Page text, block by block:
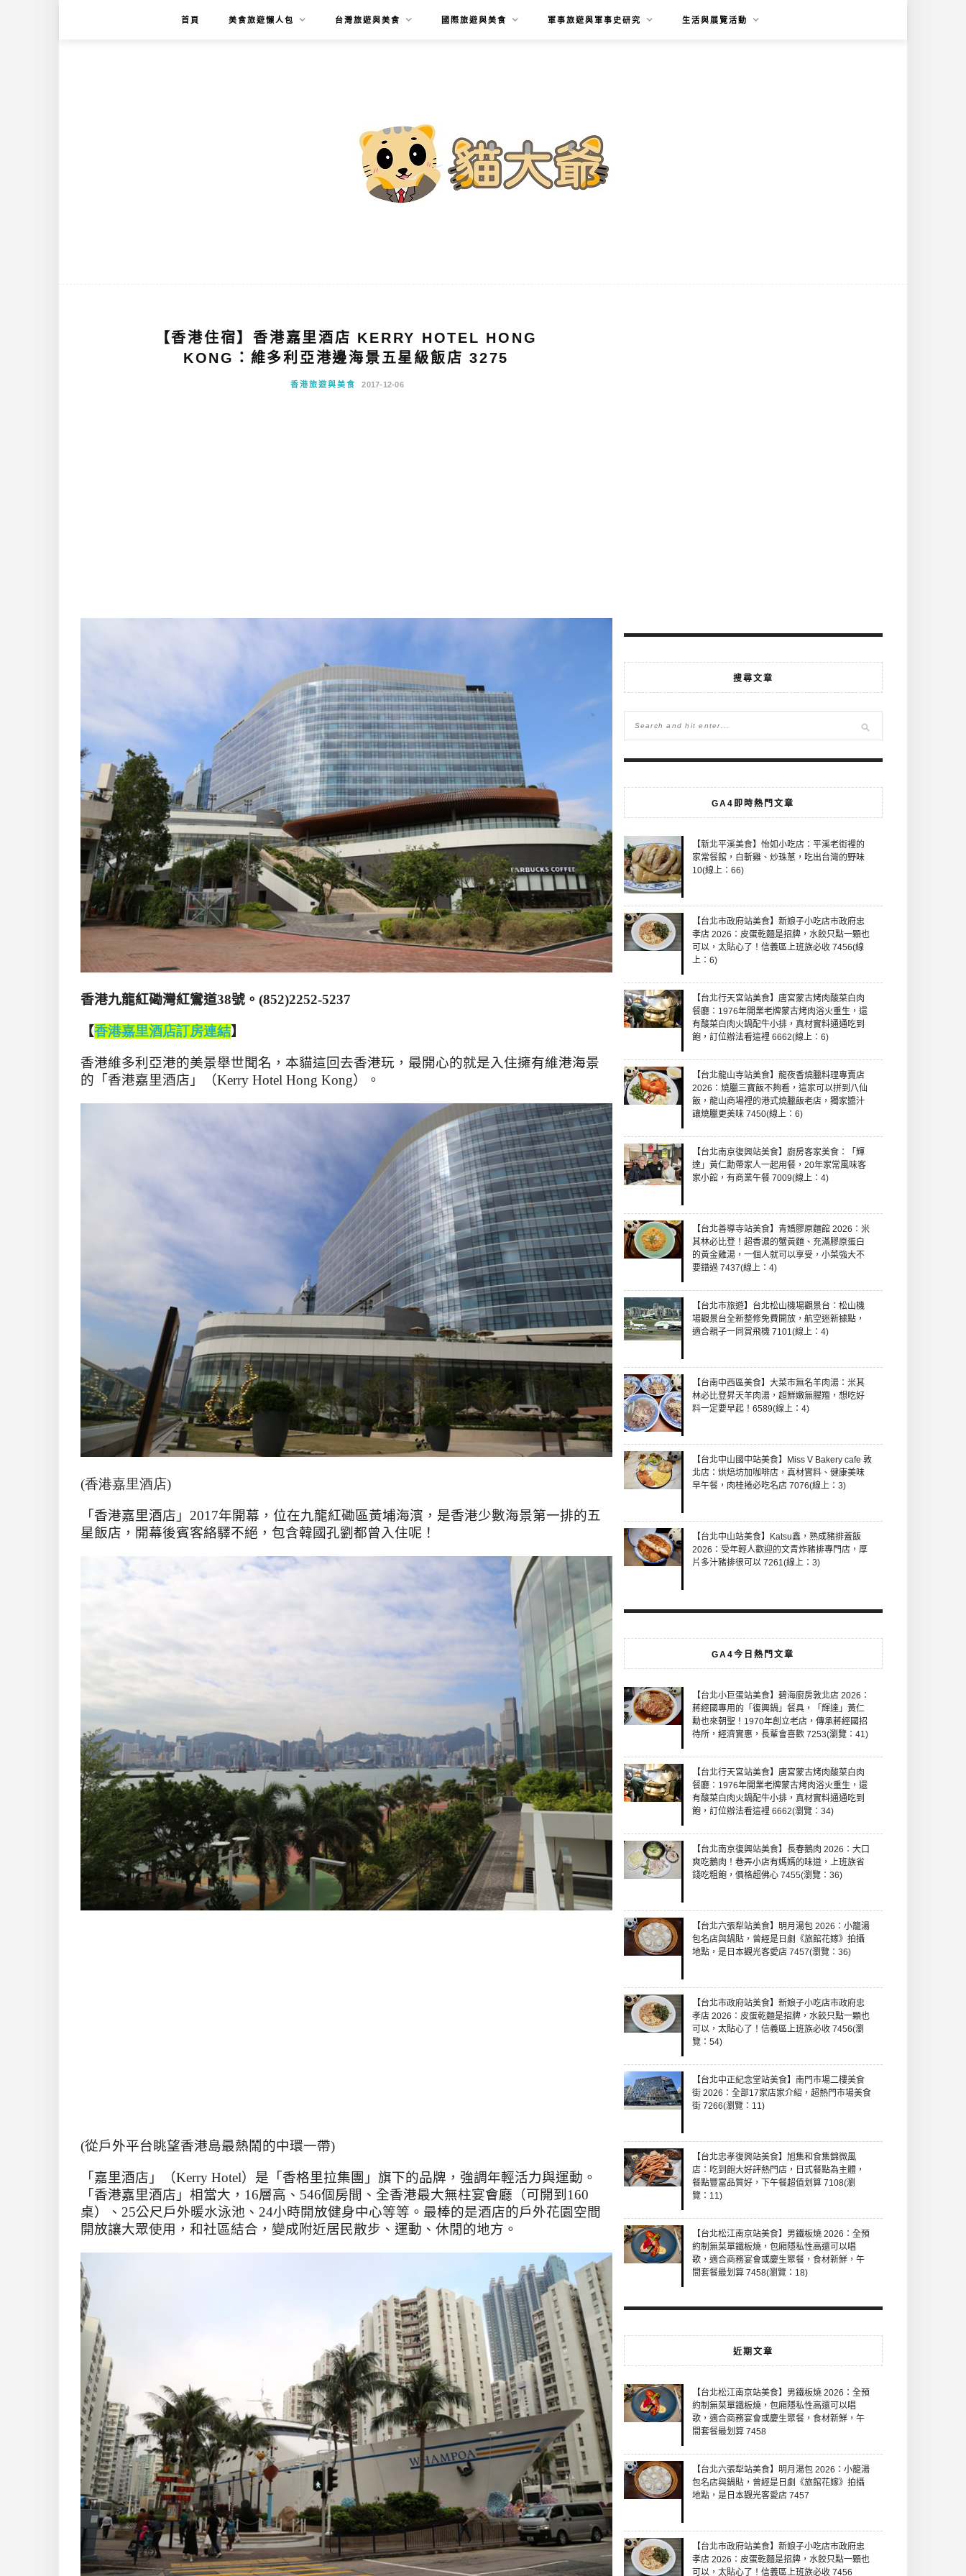
首頁 美食旅遊懶人包 台灣旅遊與美食 國際旅遊與美食 軍事旅遊與軍事史研究 生活與展覽活動
【香港住宿】香港嘉里酒店 KERRY HOTEL HONG
KONG：維多利亞港邊海景五星級飯店 3275
香港旅遊與美食 2017-12-06
香港九龍紅磡灣紅鸞道38號。 (852)2252-5237
【香港嘉里酒店訂房連結】
香港維多利亞港的美景舉世聞名，本貓這回去香港玩，最開心的就是入住擁有維港海景
的「香港嘉里酒店」（Kerry Hotel Hong Kong）。
(香港嘉里酒店)
「香港嘉里酒店」 2017年開幕，位在九龍紅磡區黃埔海濱，是香港少數海景第一排的五
星飯店，開幕後賓客絡驛不絕，包含韓國孔劉都曾入住呢！
(從戶外平台眺望香港島最熱鬧的中環一帶)
「嘉里酒店」（Kerry Hotel）是「香格里拉集團」旗下的品牌，強調年輕活力與運動。
「香港嘉里酒店」相當大， 16層高、 546個房間、全香港最大無柱宴會廳（可開到 160
桌）、 25公尺戶外暖水泳池、 24小時開放健身中心等等。最棒的是酒店的戶外花園空間
開放讓大眾使用，和社區結合，變成附近居民散步、運動、休閒的地方。
搜尋文章
GA4即時熱門文章
【新北平溪美食】怡如小吃店：平溪老街裡的
家常餐館，白斬雞、炒珠蔥，吃出台灣的野味
10(線上：66)
【台北市政府站美食】新娘子小吃店市政府忠
孝店 2026：皮蛋乾麵是招牌，水餃只點一顆也
可以，太貼心了！信義區上班族必收 7456(線
上：6)
【台北行天宮站美食】唐宮蒙古烤肉酸菜白肉
餐廳：1976年開業老牌蒙古烤肉浴火重生，還
有酸菜白肉火鍋配牛小排，真材實料通通吃到
飽，訂位辦法看這裡 6662(線上：6)
【台北龍山寺站美食】龍夜香燒臘料理專賣店
2026：燒臘三寶飯不夠看，這家可以拼到八仙
飯，龍山商場裡的港式燒臘飯老店，獨家醬汁
讓燒臘更美味 7450(線上：6)
【台北南京復興站美食】廚房客家美食：「輝
達」黃仁勳帶家人一起用餐，20年家常風味客
家小館，有商業午餐 7009(線上：4)
【台北善導寺站美食】青嬌膠原麵館 2026：米
其林必比登！超香濃的蟹黃麵、充滿膠原蛋白
的黃金雞湯，一個人就可以享受，小菜強大不
要錯過 7437(線上：4)
【台北市旅遊】台北松山機場觀景台：松山機
場觀景台全新整修免費開放，航空迷新據點，
適合親子一同賞飛機 7101(線上：4)
【台南中西區美食】大菜市無名羊肉湯：米其
林必比登昇天羊肉湯，超鮮嫩無腥羶，想吃好
料一定要早起！6589(線上：4)
【台北中山國中站美食】Miss V Bakery cafe 敦
北店：烘焙坊加咖啡店，真材實料、健康美味
早午餐，肉桂捲必吃名店 7076(線上：3)
【台北中山站美食】Katsu鑫，熟成豬排蓋飯
2026：受年輕人歡迎的文青炸豬排專門店，厚
片多汁豬排很可以 7261(線上：3)
GA4今日熱門文章
【台北小巨蛋站美食】碧海廚房敦北店 2026：
蔣經國專用的「復興鍋」餐具，「輝達」黃仁
勳也來朝聖！1970年創立老店，傳承蔣經國招
待所，經濟實惠，長輩會喜歡 7253(瀏覽：41)
【台北行天宮站美食】唐宮蒙古烤肉酸菜白肉
餐廳：1976年開業老牌蒙古烤肉浴火重生，還
有酸菜白肉火鍋配牛小排，真材實料通通吃到
飽，訂位辦法看這裡 6662(瀏覽：34)
【台北南京復興站美食】長春鵝肉 2026：大口
爽吃鵝肉！巷弄小店有媽媽的味道，上班族省
錢吃粗飽，價格超佛心 7455(瀏覽：36)
【台北六張犁站美食】明月湯包 2026：小籠湯
包名店與鍋貼，曾經是日劇《旅館花嫁》拍攝
地點，是日本觀光客愛店 7457(瀏覽：36)
【台北市政府站美食】新娘子小吃店市政府忠
孝店 2026：皮蛋乾麵是招牌，水餃只點一顆也
可以，太貼心了！信義區上班族必收 7456(瀏
覽：54)
【台北中正紀念堂站美食】南門市場二樓美食
街 2026：全部17家店家介紹，超熱門市場美食
街 7266(瀏覽：11)
【台北忠孝復興站美食】旭集和食集錦微風
店：吃到飽大好評熱門店，日式餐點為主體，
餐點豐富品質好，下午餐超值划算 7108(瀏
覽：11)
【台北松江南京站美食】男鐵板燒 2026：全預
約制無菜單鐵板燒，包廂隱私性高還可以唱
歌，適合商務宴會或慶生聚餐，食材新鮮，午
間套餐最划算 7458(瀏覽：18)
近期文章
【台北松江南京站美食】男鐵板燒 2026：全預
約制無菜單鐵板燒，包廂隱私性高還可以唱
歌，適合商務宴會或慶生聚餐，食材新鮮，午
間套餐最划算 7458
【台北六張犁站美食】明月湯包 2026：小籠湯
包名店與鍋貼，曾經是日劇《旅館花嫁》拍攝
地點，是日本觀光客愛店 7457
【台北市政府站美食】新娘子小吃店市政府忠
孝店 2026：皮蛋乾麵是招牌，水餃只點一顆也
可以，太貼心了！信義區上班族必收 7456